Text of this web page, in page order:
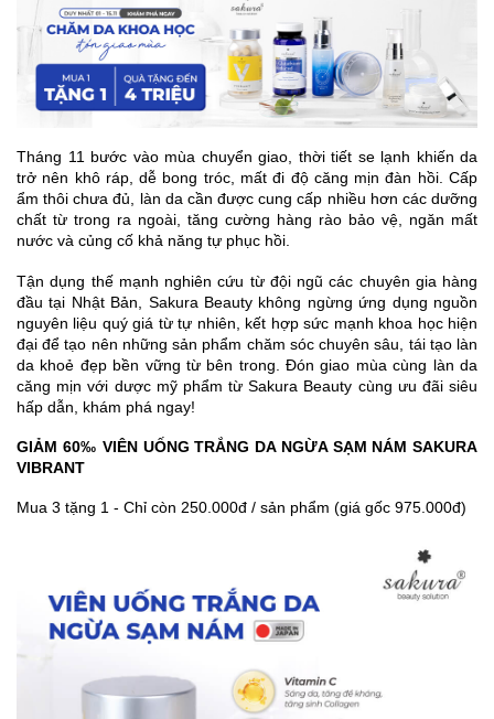
Tháng 11 bước vào mùa chuyển giao, thời tiết se lạnh khiến da
trở nên khô ráp, dễ bong tróc, mất đi độ căng mịn đàn hồi. Cấp
ẩm thôi chưa đủ, làn da cần được cung cấp nhiều hơn các dưỡng
chất từ trong ra ngoài, tăng cường hàng rào bảo vệ, ngăn mất
nước và củng cố khả năng tự phục hồi.
Tận dụng thế mạnh nghiên cứu từ đội ngũ các chuyên gia hàng
đầu tại Nhật Bản, Sakura Beauty không ngừng ứng dụng nguồn
nguyên liệu quý giá từ tự nhiên, kết hợp sức mạnh khoa học hiện
đại để tạo nên những sản phẩm chăm sóc chuyên sâu, tái tạo làn
da khoẻ đẹp bền vững từ bên trong. Đón giao mùa cùng làn da
căng mịn với dược mỹ phẩm từ Sakura Beauty cùng ưu đãi siêu
hấp dẫn, khám phá ngay!
GIẢM 60‰ VIÊN UỐNG TRẮNG DA NGỪA SẠM NÁM SAKURA
VIBRANT
Mua 3 tặng 1 - Chỉ còn 250.000đ / sản phẩm (giá gốc 975.000đ)